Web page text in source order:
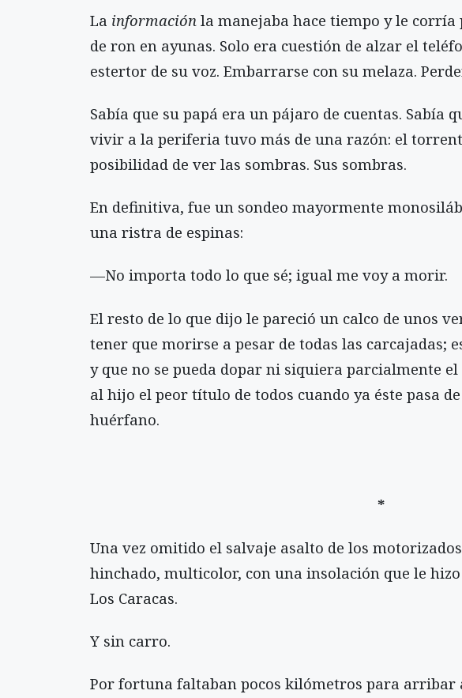
La información la manejaba hace tiempo y le
de ron en ayunas. Solo era cuestión de alzar el
estertor de su voz. Embarrarse con su melaza.
Sabía que su papá era un pájaro de cuentas. Sabía
vivir a la periferia tuvo más de una razón: el
posibilidad de ver las sombras. Sus sombras.
En definitiva, fue un sondeo mayormente
una ristra de espinas:
—No importa todo lo que sé; igual me voy a morir.
El resto de lo que dijo le pareció un calco de unos
tener que morirse a pesar de todas las carcajadas;
y que no se pueda dopar ni siquiera parcialmente
al hijo el peor título de todos cuando ya éste pasa
huérfano.
*
Una vez omitido el salvaje asalto de los
hinchado, multicolor, con una insolación que le
Los Caracas.
Y sin carro.
Por fortuna faltaban pocos kilómetros para arribar